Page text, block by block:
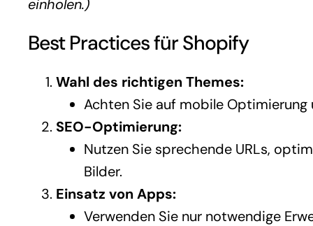
einholen.)
Best Practices für Shopify
Wahl des richtigen Themes:
Achten Sie auf mobile Optimierung
SEO-Optimierung:
Nutzen Sie sprechende URLs,
Bilder.
Einsatz von Apps:
Verwenden Sie nur notwendige